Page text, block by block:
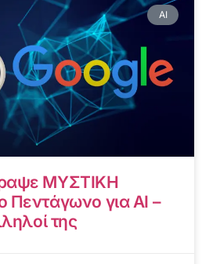
AI
ΜΥΣΤΙΚΗ
Πεντάγωνο για AI –
της